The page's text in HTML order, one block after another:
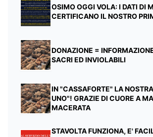
OSIMO OGGI VOLA: I DATI DI
CERTIFICANO IL NOSTRO
DONAZIONE =
SACRI ED INVIOLABILI
IN "CASSAFORTE" LA
UNO"! GRAZIE DI CUORE A
MACERATA
STAVOLTA FUNZIONA, E'